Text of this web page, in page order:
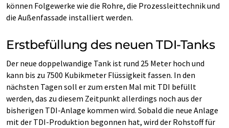
können Folgewerke wie die Rohre, die Prozessleittechnik und
die Außenfassade installiert werden.
Erstbefüllung des neuen TDI-Tanks
Der neue doppelwandige Tank ist rund 25 Meter hoch und
kann bis zu 7500 Kubikmeter Flüssigkeit fassen. In den
nächsten Tagen soll er zum ersten Mal mit TDI befüllt
werden, das zu diesem Zeitpunkt allerdings noch aus der
bisherigen TDI-Anlage kommen wird. Sobald die neue Anlage
mit der TDI-Produktion begonnen hat, wird der Rohstoff für